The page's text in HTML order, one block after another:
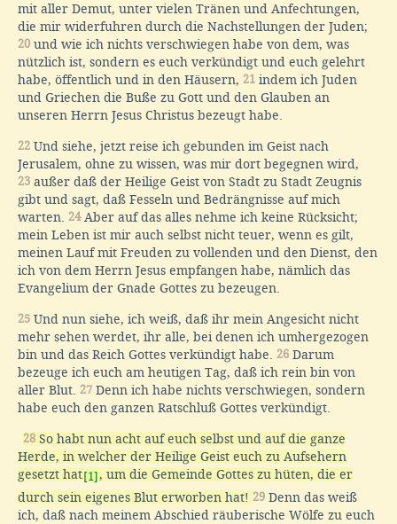
mit aller Demut, unter vielen Tränen und Anfechtungen,
die mir widerfuhren durch die Nachstellungen der Juden;
20 und wie ich nichts verschwiegen habe von dem, was
nützlich ist, sondern es euch verkündigt und euch gelehrt
habe, öffentlich und in den Häusern, 21 indem ich Juden
und Griechen die Buße zu Gott und den Glauben an
unseren Herrn Jesus Christus bezeugt habe.
22 Und siehe, jetzt reise ich gebunden im Geist nach
Jerusalem, ohne zu wissen, was mir dort begegnen wird,
23 außer daß der Heilige Geist von Stadt zu Stadt Zeugnis
gibt und sagt, daß Fesseln und Bedrängnisse auf mich
warten. 24Aber auf das alles nehme ich keine Rücksicht;
mein Leben ist mir auch selbst nicht teuer, wenn es gilt,
meinen Lauf mit Freuden zu vollenden und den Dienst, den
ich von dem Herrn Jesus empfangen habe, nämlich das
Evangelium der Gnade Gottes zu bezeugen.
25 Und nun siehe, ich weiß, daß ihr mein Angesicht nicht
mehr sehen werdet, ihr alle, bei denen ich umhergezogen
bin und das Reich Gottes verkündigt habe. 26 Darum
bezeuge ich euch am heutigen Tag, daß ich rein bin von
aller Blut. 27 Denn ich habe nichts verschwiegen, sondern
habe euch den ganzen Ratschluß Gottes verkündigt.
28 So habt nun acht auf euch selbst und auf die ganze
Herde, in welcher der Heilige Geist euch zu Aufsehern
gesetzt hat [1] , um die Gemeinde Gottes zu hüten, die er
durch sein eigenes Blut erworben hat! 29 Denn das weiß
ich, daß nach meinem Abschied räuberische Wölfe zu euch